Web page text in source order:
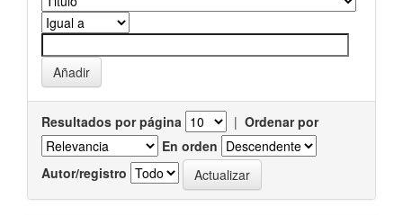
Resultados por página | Ordenar por
En orden
Autor/registro